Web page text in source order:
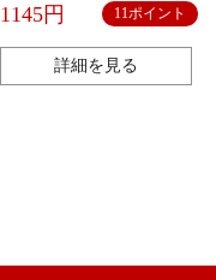
1145円 11ポイント
詳細を見る